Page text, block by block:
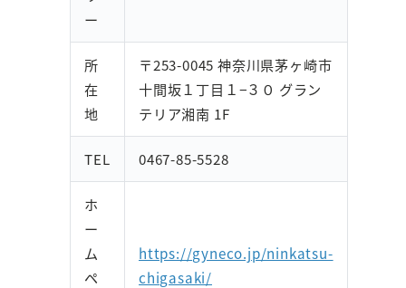
ー
所
在
地
〒253-0045 神奈川県茅ヶ崎市
十間坂１丁目１−３０ グラン
テリア湘南 1F
TEL 0467-85-5528
ホ
ー
ム
ペ
https://gyneco.jp/ninkatsu-
chigasaki/